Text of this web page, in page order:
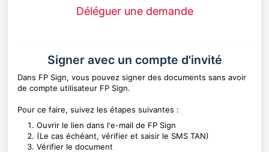
Déléguer une demande
Signer avec un compte d'invité
Dans FP Sign, vous pouvez signer des documents sans avoir
de compte utilisateur FP Sign.
Pour ce faire, suivez les étapes suivantes :
Ouvrir le lien dans l'e-mail de FP Sign
(Le cas échéant, vérifier et saisir le SMS TAN)
Vérifier le document